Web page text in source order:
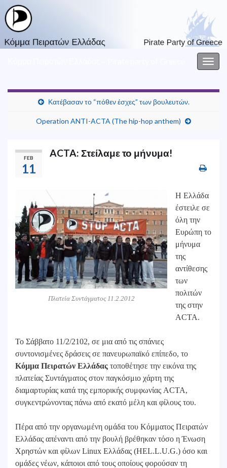
Κατέβασαν το “πόθεν έσχες” των βουλευτών.
Operation ANTI-ACTA (The hip-hop anthem)
FEB
11
ACTA: Στείλαμε το μήνυμα!
Πλατεία Συντάγματος 11.2.2012
Η Ελλάδα
έστειλε σε
όλη την
Ευρώπη το
μήνυμα
της
αντίθεσης
των
πολιτών
της στην
ACTA.
Το Σάββατο 11/2/2102, σε μια από τις σπάνιες
συντονισμένες δράσεις σε πανευρωπαϊκό επίπεδο, το
Κόμμα Πειρατών Ελλάδας τοποθέτησε την εικόνα της
πλατείας Συντάγματος στον παγκόσμιο χάρτη της
διαμαρτυρίας κατά της εμπορικής συμφωνίας ACTA,
συγκεντρώνοντας πάνω από εκατό μέλη και φίλους του.
Πέρα από την οργανωμένη ομάδα του Κόμματος Πειρατών
Ελλάδας απέναντι από την βουλή βρέθηκαν τόσο η Ένωση
Χρηστών και φίλων Linux Ελλάδας (HEL.L.U.G.) όσο και
ομάδες νέων, κάποιοι από τους οποίους φορούσαν τη